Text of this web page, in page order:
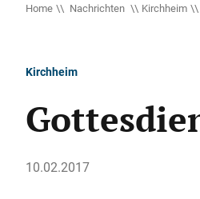
Home Nachrichten Kirchheim
Kirchheim
10.02.2017